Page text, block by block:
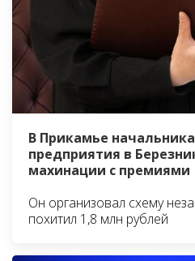
В Прикамье
предприятия в
махинации с премиями
Он организовал схему
похитил 1,8 млн рублей